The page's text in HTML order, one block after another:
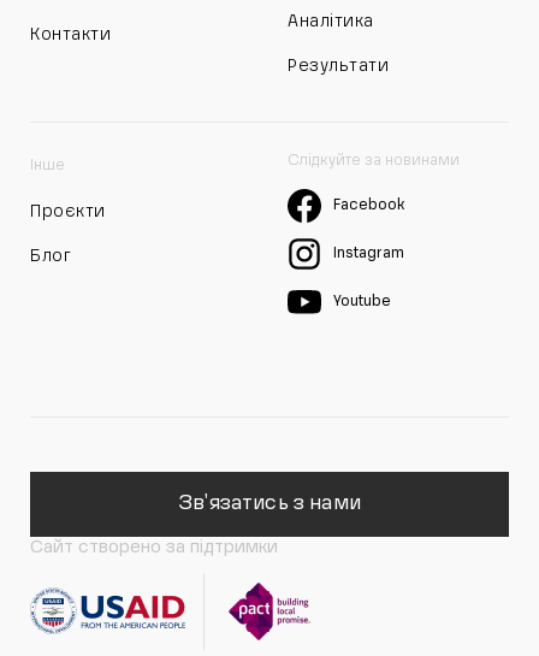
Контакти
Аналітика
Результати
Інше
Проєкти
Блог
Слідкуйте за новинами
Facebook
Instagram
Youtube
Зв'язатись з нами
Сайт створено за підтримки